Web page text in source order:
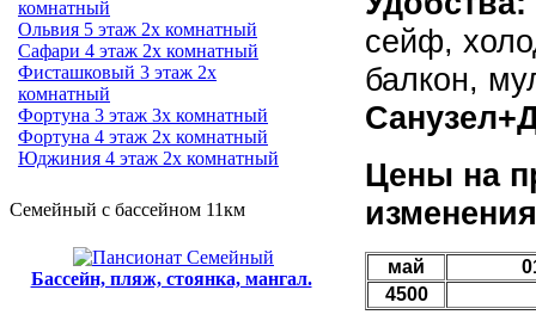
комнатный
Ольвия 5 этаж 2х комнатный
Сафари 4 этаж 2х комнатный
Фисташковый 3 этаж 2х
комнатный
Фортуна 3 этаж 3х комнатный
Фортуна 4 этаж 2х комнатный
Юджиния 4 этаж 2х комнатный
Семейный с бассейном 11км
Бассейн, пляж, стоянка, мангал.
сейф,
балкон,
Цены на
май
4500